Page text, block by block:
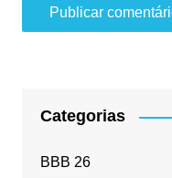
Categorias
BBB 26